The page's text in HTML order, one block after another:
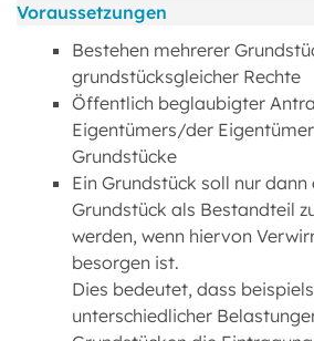
Voraussetzungen
Bestehen mehrerer
grundstücksgleicher Rechte
Öffentlich beglaubigter
Eigentümers/der
Grundstücke
Ein Grundstück soll nur
Grundstück als Bestandteil
werden, wenn hiervon
besorgen ist.
Dies bedeutet, dass
unterschiedlicher